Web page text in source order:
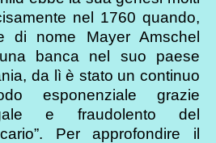
nel 1760 quando,
di nome Mayer Amschel
banca nel suo paese
da lì è stato un continuo
esponenziale grazie
e fraudolento del
Per approfondire il